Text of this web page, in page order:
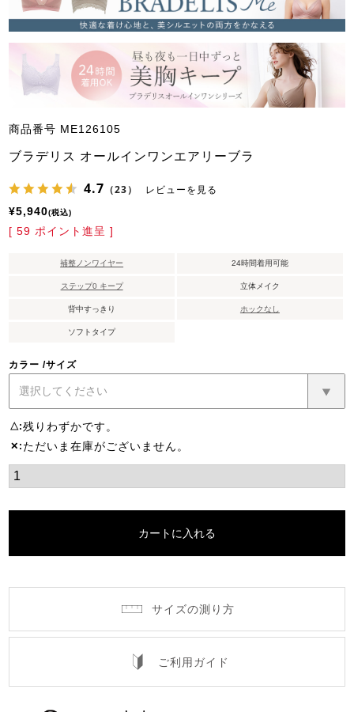
商品番号 ME126105
ブラデリス オールインワンエアリーブラ
4.7 （23） レビューを見る
¥5,940 税込
[ 59 ポイント進呈 ]
補整ノンワイヤー 24時間着用可能
ステップ0 キープ 立体メイク
背中すっきり ホックなし
ソフトタイプ
カラー サイズ
△ 残りわずかです。
✕ ただいま在庫がございません。
カートに入れる
サイズの測り方
ご利用ガイド